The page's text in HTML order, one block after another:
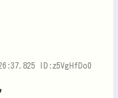
ID:z5VgHfDo0